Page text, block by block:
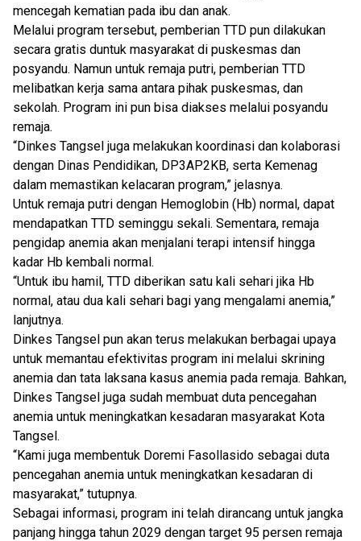
mencegah kematian pada ibu dan anak.
Melalui program tersebut, pemberian TTD pun dilakukan
secara gratis duntuk masyarakat di puskesmas dan
posyandu. Namun untuk remaja putri, pemberian TTD
melibatkan kerja sama antara pihak puskesmas, dan
sekolah. Program ini pun bisa diakses melalui posyandu
remaja.
“Dinkes Tangsel juga melakukan koordinasi dan kolaborasi
dengan Dinas Pendidikan, DP3AP2KB, serta Kemenag
dalam memastikan kelacaran program,” jelasnya.
Untuk remaja putri dengan Hemoglobin (Hb) normal, dapat
mendapatkan TTD seminggu sekali. Sementara, remaja
pengidap anemia akan menjalani terapi intensif hingga
kadar Hb kembali normal.
“Untuk ibu hamil, TTD diberikan satu kali sehari jika Hb
normal, atau dua kali sehari bagi yang mengalami anemia,”
lanjutnya.
Dinkes Tangsel pun akan terus melakukan berbagai upaya
untuk memantau efektivitas program ini melalui skrining
anemia dan tata laksana kasus anemia pada remaja. Bahkan,
Dinkes Tangsel juga sudah membuat duta pencegahan
anemia untuk meningkatkan kesadaran masyarakat Kota
Tangsel.
“Kami juga membentuk Doremi Fasollasido sebagai duta
pencegahan anemia untuk meningkatkan kesadaran di
masyarakat,” tutupnya.
Sebagai informasi, program ini telah dirancang untuk jangka
panjang hingga tahun 2029 dengan target 95 persen remaja